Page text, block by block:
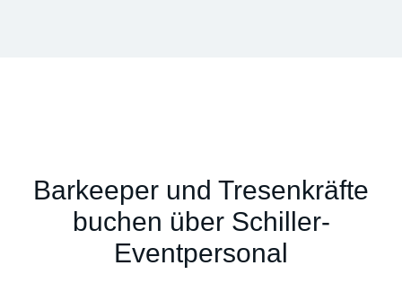
Barkeeper und Tresenkräfte
buchen über Schiller-
Eventpersonal